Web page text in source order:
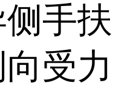
手扶
受力